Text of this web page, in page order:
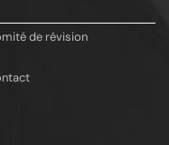
de révision